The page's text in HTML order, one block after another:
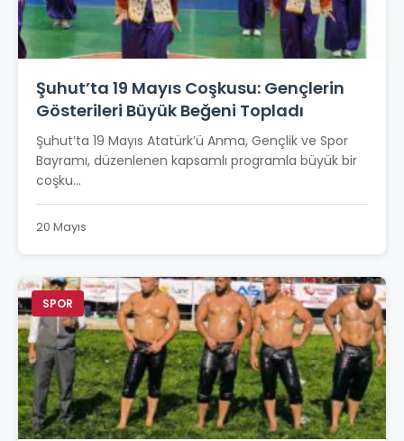
Şuhut’ta 19 Mayıs Coşkusu: Gençlerin
Gösterileri Büyük Beğeni Topladı
Şuhut’ta 19 Mayıs Atatürk’ü Anma, Gençlik ve Spor
Bayramı, düzenlenen kapsamlı programla büyük bir
coşku...
20 Mayıs
SPOR